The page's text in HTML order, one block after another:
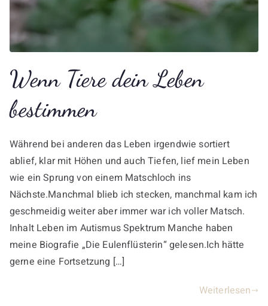
Wenn Tiere dein Leben
bestimmen
Während bei anderen das Leben irgendwie sortiert
ablief, klar mit Höhen und auch Tiefen, lief mein Leben
wie ein Sprung von einem Matschloch ins
Nächste.Manchmal blieb ich stecken, manchmal kam ich
geschmeidig weiter aber immer war ich voller Matsch.
Inhalt Leben im Autismus Spektrum Manche haben
meine Biografie „Die Eulenflüsterin“ gelesen.Ich hätte
gerne eine Fortsetzung […]
Weiterlesen